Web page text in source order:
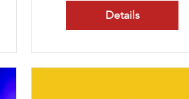
Details